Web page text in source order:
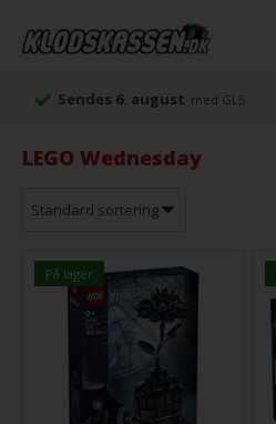
Sendes 6. august med GLS
LEGO Wednesday
På lager